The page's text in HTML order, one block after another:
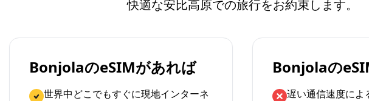
快適な安比高原での旅行をお約束します。
BonjolaのeSIMがあれば
世界中どこでもすぐに現地インターネ
Bonjolaの
遅い通信速度によ